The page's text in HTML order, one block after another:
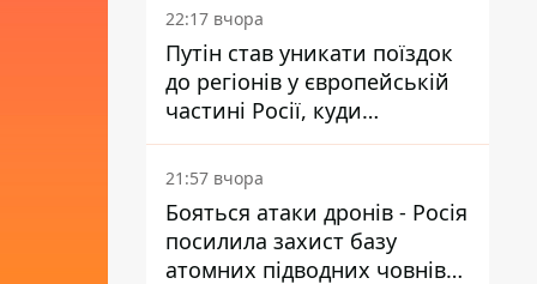
22:17 вчора
Путін став уникати поїздок
до регіонів у європейській
частині Росії, куди
регулярно долітають дрони
21:57 вчора
Бояться атаки дронів - Росія
посилила захист базу
атомних підводних човнів